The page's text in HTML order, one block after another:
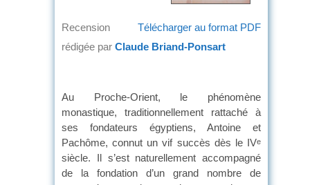
Télécharger au format PDF
Recension
rédigée par Claude Briand-Ponsart
Au Proche-Orient, le phénomène
monastique, traditionnellement rattaché à
ses fondateurs égyptiens, Antoine et
Pachôme, connut un vif succès dès le IVe
siècle. Il s’est naturellement accompagné
de la fondation d’un grand nombre de